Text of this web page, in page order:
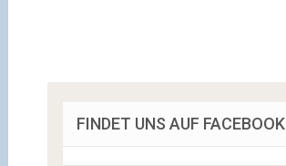
FINDET UNS AUF FACEBOOK